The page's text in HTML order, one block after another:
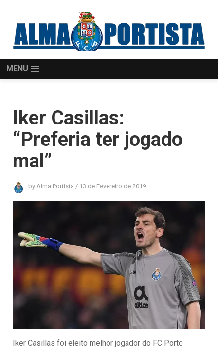
MENU
Iker Casillas:
“Preferia ter jogado
mal”
byAlma Portista / 13 de Fevereiro de 2019
Iker Casillas foi eleito melhor jogador do FC Porto